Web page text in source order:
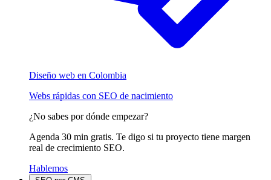
Diseño web en Colombia
Webs rápidas con SEO de nacimiento
¿No sabes por dónde empezar?
Agenda 30 min gratis. Te digo si tu proyecto tiene margen
real de crecimiento SEO.
Hablemos